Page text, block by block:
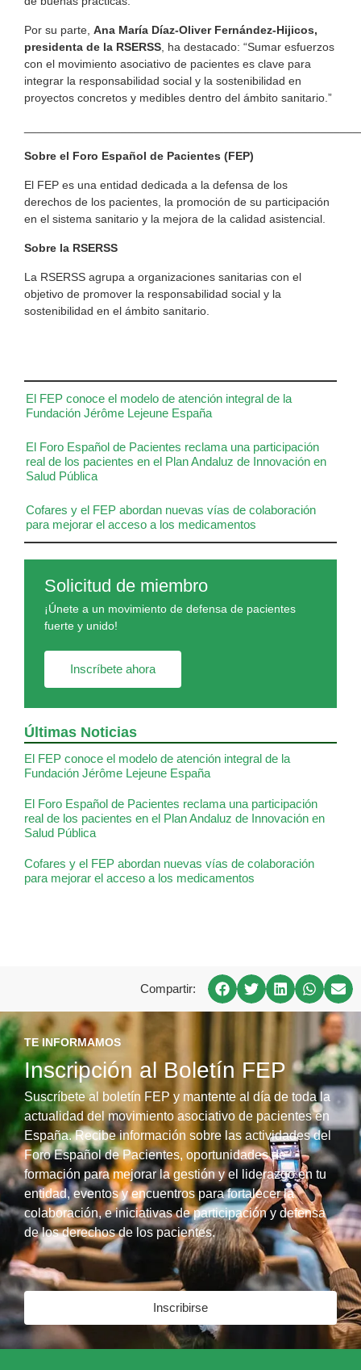
El FEP conoce el modelo de atención integral de la
Fundación Jérôme Lejeune España
El Foro Español de Pacientes reclama una participación
real de los pacientes en el Plan Andaluz de Innovación en
Salud Pública
Cofares y el FEP abordan nuevas vías de colaboración
para mejorar el acceso a los medicamentos
Solicitud de miembro
¡Únete a un movimiento de defensa de pacientes
fuerte y unido!
Inscríbete ahora
Últimas Noticias
El FEP conoce el modelo de atención integral de la
Fundación Jérôme Lejeune España
El Foro Español de Pacientes reclama una participación
real de los pacientes en el Plan Andaluz de Innovación en
Salud Pública
Cofares y el FEP abordan nuevas vías de colaboración
para mejorar el acceso a los medicamentos
Por su parte, Ana María Díaz-Oliver Fernández-Hijicos,
presidenta de la RSERSS , ha destacado: “Sumar esfuerzos
con el movimiento asociativo de pacientes es clave para
integrar la responsabilidad social y la sostenibilidad en
proyectos concretos y medibles dentro del ámbito sanitario.”
Sobre el Foro Español de Pacientes (FEP)
El FEP es una entidad dedicada a la defensa de los
derechos de los pacientes, la promoción de su participación
en el sistema sanitario y la mejora de la calidad asistencial.
Sobre la RSERSS
La RSERSS agrupa a organizaciones sanitarias con el
objetivo de promover la responsabilidad social y la
sostenibilidad en el ámbito sanitario.
Compartir:
TE INFORMAMOS
Inscripción al Boletín FEP
Suscríbete al boletín FEP y mantente al día de toda la
actualidad del movimiento asociativo de pacientes en
España. Recibe información sobre las actividades del
Foro Español de Pacientes, oportunidades de
formación para mejorar la gestión y el liderazgo en tu
entidad, eventos y encuentros para fortalecer la
colaboración, e iniciativas de participación y defensa
de los derechos de los pacientes.
Inscribirse